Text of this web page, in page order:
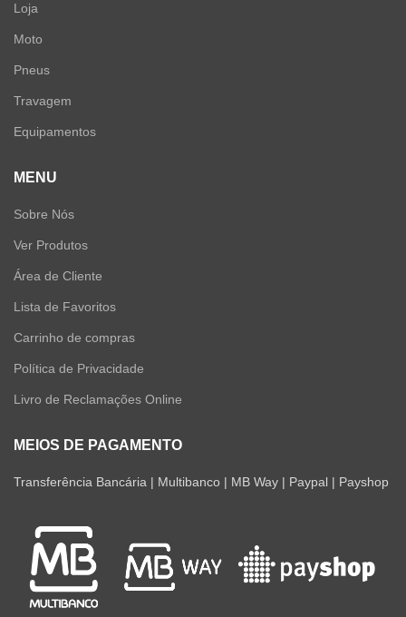
Loja
Moto
Pneus
Travagem
Equipamentos
MENU
Sobre Nós
Ver Produtos
Área de Cliente
Lista de Favoritos
Carrinho de compras
Política de Privacidade
Livro de Reclamações Online
MEIOS DE PAGAMENTO
Transferência Bancária | Multibanco | MB Way | Paypal | Payshop